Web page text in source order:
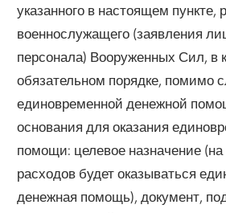
указанного в настоящем пункте,
военнослужащего (заявления
персонала) Вооруженных Сил, в
обязательном порядке, помимо
единовременной денежной
основания для оказания
помощи: целевое назначение
расходов будет оказываться
денежная помощь), документ,